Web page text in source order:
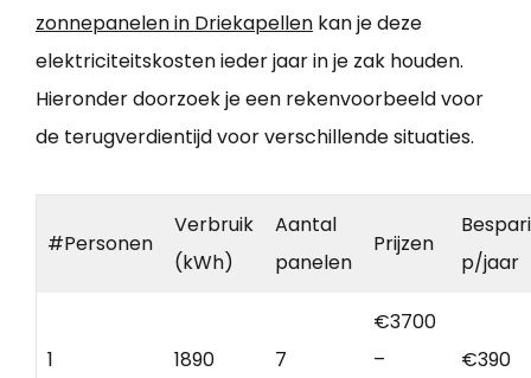
zonnepanelen in Driekapellen kan je deze
elektriciteitskosten ieder jaar in je zak houden.
Hieronder doorzoek je een rekenvoorbeeld voor
de terugverdientijd voor verschillende situaties.
#Personen
Verbruik
(kWh)
Aantal
panelen
Prijzen
p/jaar
1 1890 7
€3700
–
€390